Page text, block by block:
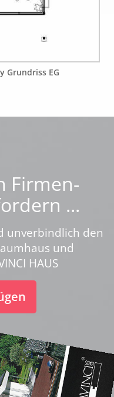
Grundriss EG
Firmen-
...
unverbindlich den
und
HAUS